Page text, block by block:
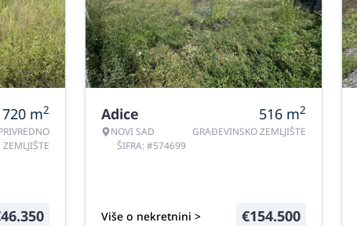
720 m2
ZEMLJIŠTE
46.350
Adice
NOVI SAD
ŠIFRA: #574699
516 m2
GRAĐEVINSKO ZEMLJIŠTE
Više o nekretnini > €154.500